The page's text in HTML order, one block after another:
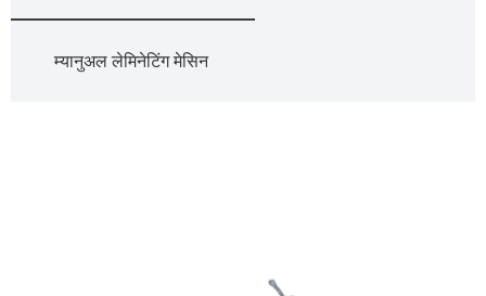
म्यानुअल लेमिनेटिंग मेसिन